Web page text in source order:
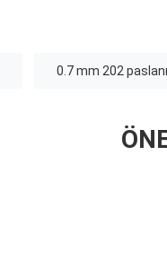
0.7 mm 202